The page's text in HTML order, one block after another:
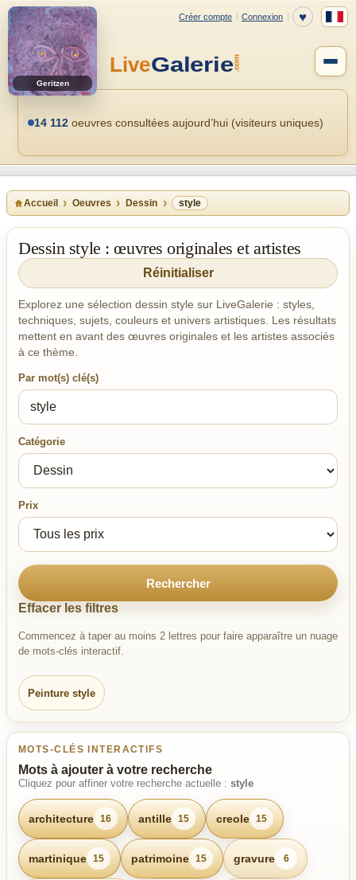
Geritzen
14 112 oeuvres consultées aujourd’hui (visiteurs uniques)
Accueil Oeuvres Dessin style
Dessin style : œuvres originales et artistes
Réinitialiser
Explorez une sélection dessin style sur LiveGalerie : styles,
techniques, sujets, couleurs et univers artistiques. Les résultats
mettent en avant des œuvres originales et les artistes associés
à ce thème.
Par mot(s) clé(s)
Catégorie
Prix
Rechercher
Effacer les filtres
Commencez à taper au moins 2 lettres pour faire apparaître un nuage
de mots-clés interactif.
Peinture style
MOTS-CLÉS INTERACTIFS
Mots à ajouter à votre recherche
Cliquez pour affiner votre recherche actuelle : style
architecture 16 antille 15 creole 15
martinique 15 patrimoine 15 gravure 6